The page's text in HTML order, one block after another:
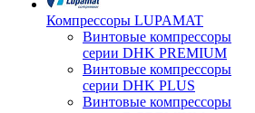
Компрессоры LUPAMAT
Винтовые компрессоры
серии DHK PREMIUM
Винтовые компрессоры
серии DHK PLUS
Винтовые компрессоры